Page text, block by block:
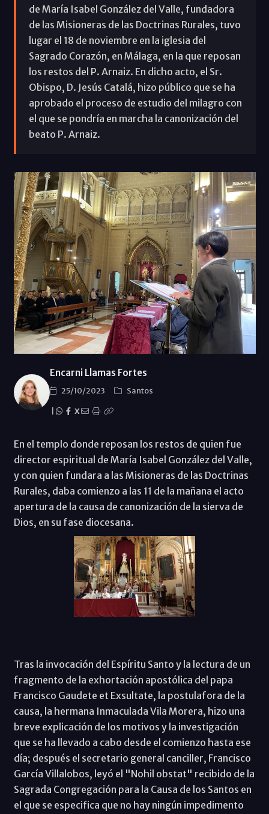
de María Isabel González del Valle, fundadora
de las Misioneras de las Doctrinas Rurales, tuvo
lugar el 18 de noviembre en la iglesia del
Sagrado Corazón, en Málaga, en la que reposan
los restos del P. Arnaiz. En dicho acto, el Sr.
Obispo, D. Jesús Catalá, hizo público que se ha
aprobado el proceso de estudio del milagro con
el que se pondría en marcha la canonización del
beato P. Arnaiz.
Encarni Llamas Fortes
25/10/2023
Santos
X
En el templo donde reposan los restos de quien fue
director espiritual de María Isabel González del Valle,
y con quien fundara a las Misioneras de las Doctrinas
Rurales, daba comienzo a las 11 de la mañana el acto
apertura de la causa de canonización de la sierva de
Dios, en su fase diocesana.
Tras la invocación del Espíritu Santo y la lectura de un
fragmento de la exhortación apostólica del papa
Francisco Gaudete et Exsultate, la postulafora de la
causa, la hermana Inmaculada Vila Morera, hizo una
breve explicación de los motivos y la investigación
que se ha llevado a cabo desde el comienzo hasta ese
día; después el secretario general canciller, Francisco
García Villalobos, leyó el "Nohil obstat" recibido de la
Sagrada Congregación para la Causa de los Santos en
el que se especifica que no hay ningún impedimento